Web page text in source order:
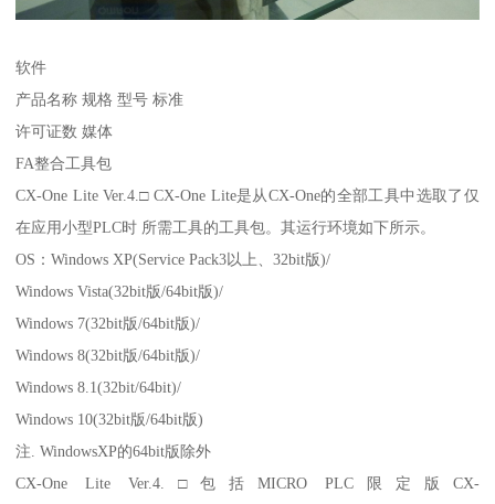
软件
产品名称 规格 型号 标准
许可证数 媒体
FA整合工具包
CX-One Lite Ver.4.□ CX-One Lite是从CX-One的全部工具中选取了仅
在应用小型PLC时 所需工具的工具包。其运行环境如下所示。
OS：Windows XP(Service Pack3以上、32bit版)/
Windows Vista(32bit版/64bit版)/
Windows 7(32bit版/64bit版)/
Windows 8(32bit版/64bit版)/
Windows 8.1(32bit/64bit)/
Windows 10(32bit版/64bit版)
注. WindowsXP的64bit版除外
CX-One Lite Ver.4.□包括MICRO PLC限定版CX-